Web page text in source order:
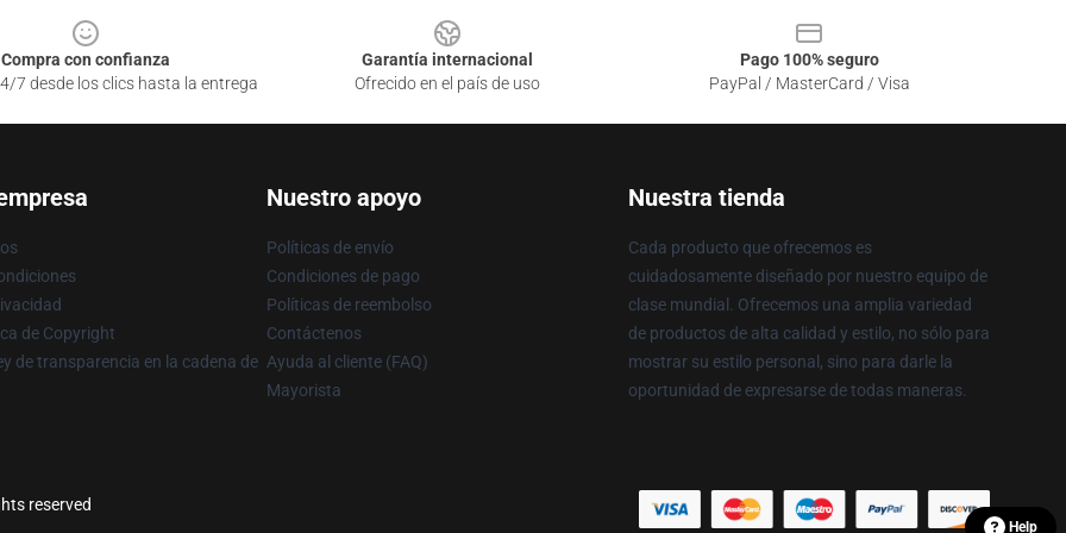
Compra con confianza
7 desde los clics hasta la entrega
Garantía internacional
Ofrecido en el país de uso
Pago 100% seguro
PayPal / MasterCard / Visa
de Copyright
de transparencia en la cadena de
Nuestro apoyo
Políticas de envío
Condiciones de pago
Políticas de reembolso
Contáctenos
Ayuda al cliente (FAQ)
Mayorista
Nuestra tienda
Cada producto que ofrecemos es
cuidadosamente diseñado por nuestro equipo de
clase mundial. Ofrecemos una amplia variedad
de productos de alta calidad y estilo, no sólo para
mostrar su estilo personal, sino para darle la
oportunidad de expresarse de todas maneras.
reserved
Help